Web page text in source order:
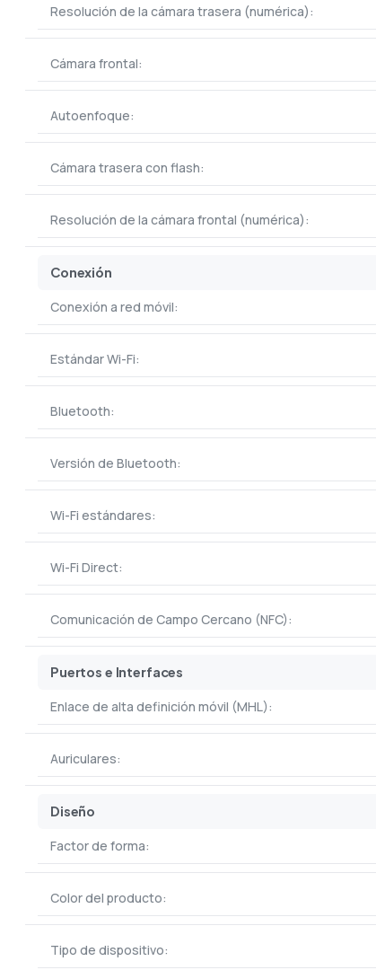
Resolución de la cámara trasera (numérica):
Cámara frontal:
Autoenfoque:
Cámara trasera con flash:
Resolución de la cámara frontal (numérica):
Conexión
Conexión a red móvil:
Estándar Wi-Fi:
Bluetooth:
Versión de Bluetooth:
Wi-Fi estándares:
Wi-Fi Direct:
Comunicación de Campo Cercano (NFC):
Puertos e Interfaces
Enlace de alta definición móvil (MHL):
Auriculares:
Diseño
Factor de forma:
Color del producto:
Tipo de dispositivo: